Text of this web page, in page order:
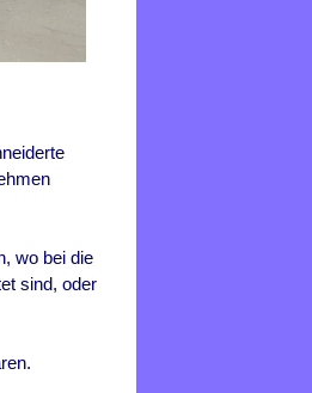
wo bei die
sind, oder